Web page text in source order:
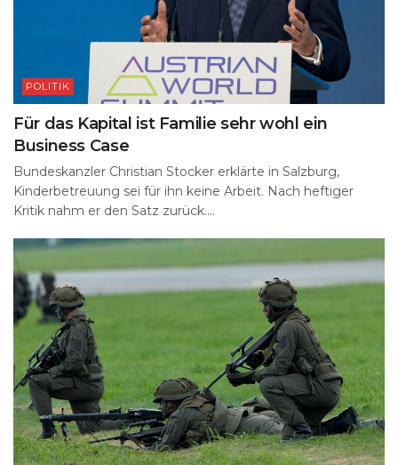
POLITIK
Für das Kapital ist Familie sehr wohl ein
Business Case
Bundeskanzler Christian Stocker erklärte in Salzburg,
Kinderbetreuung sei für ihn keine Arbeit. Nach heftiger
Kritik nahm er den Satz zurück....